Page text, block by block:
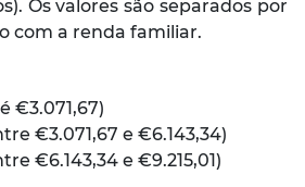
Os valores são separados por
com a renda familiar.
€3.071,67)
€3.071,67 e €6.143,34)
€6.143,34 e €9.215,01)